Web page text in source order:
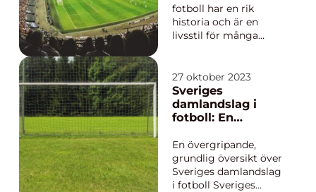
och många
människor följe...
fotboll har en rik
historia och är en
livsstil för många
oss i svensk fotboll,
dess olika typer och
popularitet, mäta dess
kvantitativa framsteg,
mellan olika former
a...
27 oktober 2023
Sveriges
damlandslag i
fotboll: En
diskussion
En övergripande,
grundlig översikt över
Sveriges damlandslag
i fotboll Sveriges